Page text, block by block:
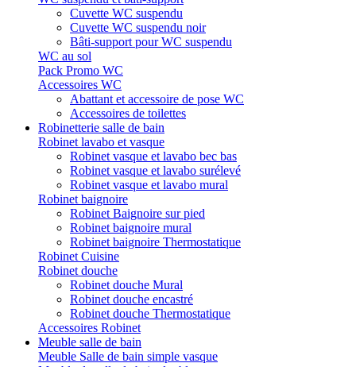
Cuvette WC suspendu
Cuvette WC suspendu noir
Bâti-support pour WC suspendu
WC au sol
Pack Promo WC
Accessoires WC
Abattant et accessoire de pose WC
Accessoires de toilettes
Robinetterie salle de bain
Robinet lavabo et vasque
Robinet vasque et lavabo bec bas
Robinet vasque et lavabo surélevé
Robinet vasque et lavabo mural
Robinet baignoire
Robinet Baignoire sur pied
Robinet baignoire mural
Robinet baignoire Thermostatique
Robinet Cuisine
Robinet douche
Robinet douche Mural
Robinet douche encastré
Robinet douche Thermostatique
Accessoires Robinet
Meuble salle de bain
Meuble Salle de bain simple vasque